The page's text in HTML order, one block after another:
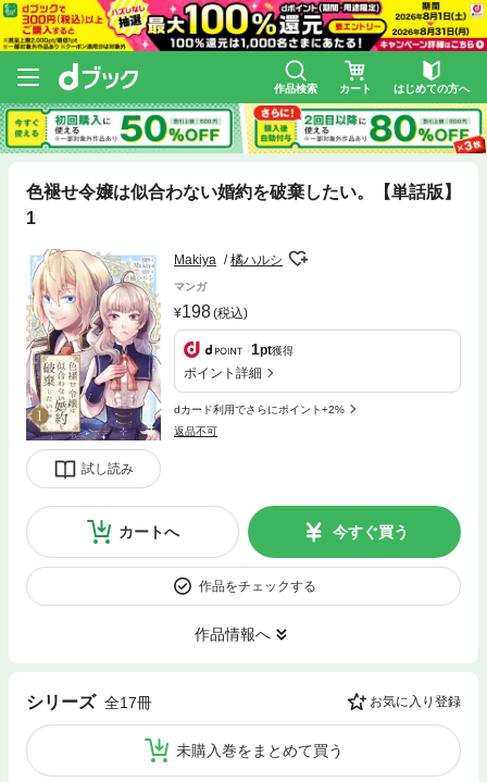
作品検索 カート はじめての方へ
色褪せ令嬢は似合わない婚約を破棄したい。【単話版】
1
試し読み
Makiya 橘ハルシ
マンガ
198(税込)
1pt獲得
ポイント詳細
dカード利用でさらにポイント+2%
返品不可
カートへ 今すぐ買う
作品をチェックする
作品情報へ
シリーズ 全17冊 お気に入り登録
未購入巻をまとめて買う